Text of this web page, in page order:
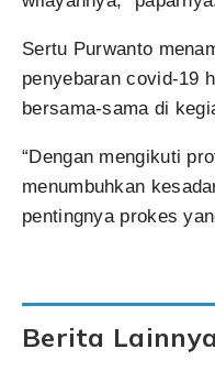
Sertu Purwanto
penyebaran covid-19
bersama-sama di
“Dengan mengikuti
menumbuhkan
pentingnya prokes
Berita